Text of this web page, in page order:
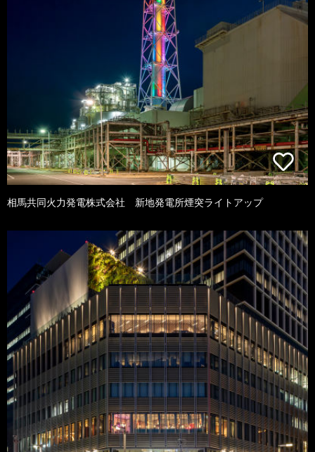
相馬共同火力発電株式会社 新地発電所煙突ライトアップ